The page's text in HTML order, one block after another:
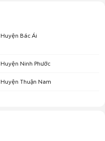
Huyện Bác Ái
Huyện Ninh Phước
Huyện Thuận Nam